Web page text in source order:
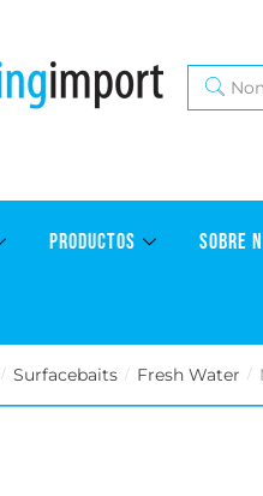
PRODUCTOS SOBRE
/ Surfacebaits / Fresh Water /